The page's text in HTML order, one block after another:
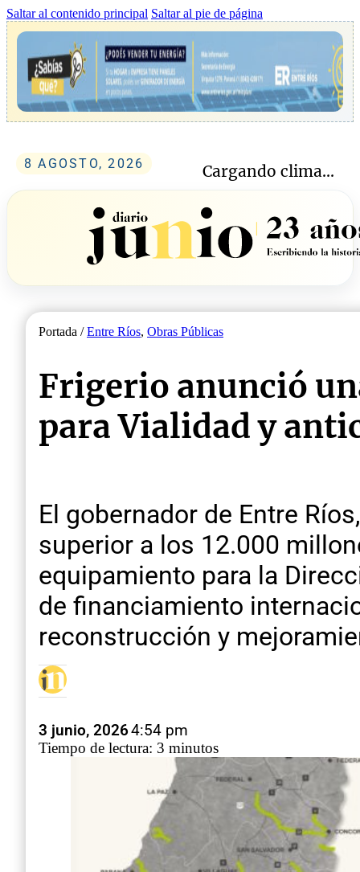
Saltar al contenido principal Saltar al pie de página
8 AGOSTO, 2026 Cargando clima...
Portada /Entre Ríos, Obras Públicas
Frigerio anunció
para Vialidad y
El gobernador de Entre
superior a los 12.000
equipamiento para la
de financiamiento
reconstrucción y
3 junio, 20264:54 pm
Tiempo de lectura: 3 minutos